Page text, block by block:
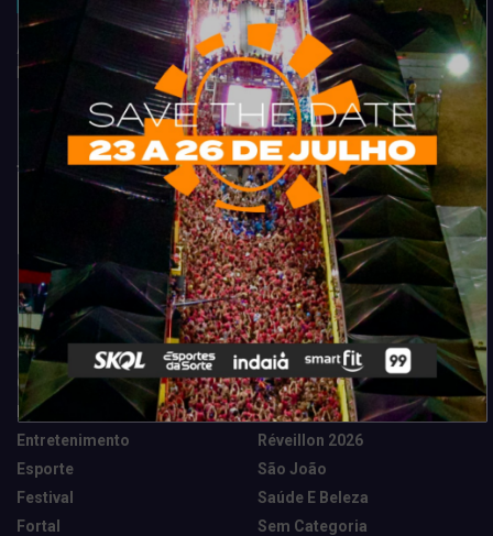
Acompanhe todas as novidades do entretenimento na região de
Fortaleza. Dicas, promoções, coberturas exclusivas e muito mais.
Categorias
Camarote Vip Junino
Cidade
Destaques
Entretenimento
Esporte
Festival
Fortal
Marketing E Negócios
Música
News Tech
Réveillon 2026
São João
Saúde E Beleza
Sem Categoria